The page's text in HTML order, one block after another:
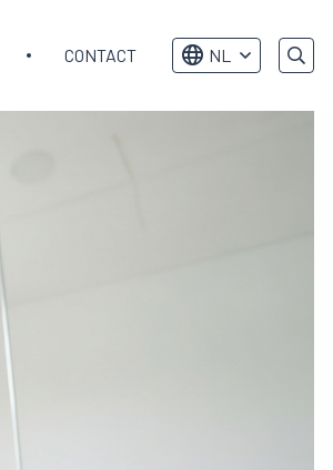
CONTACT NL